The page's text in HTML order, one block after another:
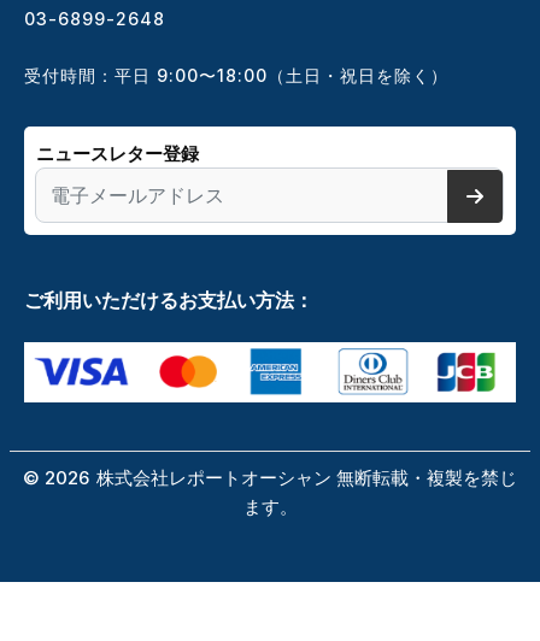
03-6899-2648
受付時間：平日 9:00〜18:00（土日・祝日を除く）
ニュースレター登録
ご利用いただけるお支払い方法：
© 2026 株式会社レポートオーシャン 無断転載・複製を禁じ
ます。